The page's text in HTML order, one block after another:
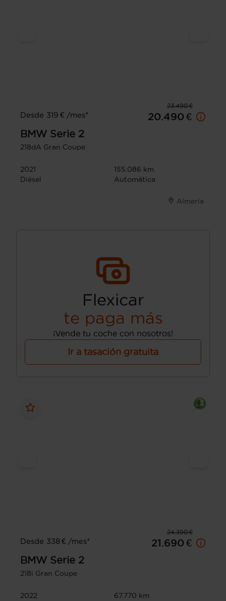
23.490 €
Desde 319 € /mes*
20.490 €
BMW Serie 2
218dA Gran Coupe
2021
155.086 km
Diésel
Automática
Almería
Flexicar
te paga más
¡Vende tu coche con nosotros!
Ir a tasación gratuita
24.390 €
Desde 338 € /mes*
21.690 €
BMW Serie 2
218i Gran Coupe
2022
67.770 km